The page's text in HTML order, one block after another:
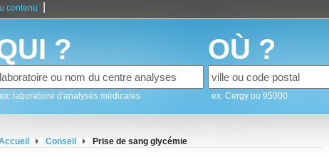
contenu
?
ex: laboratoire d'analyses médicales
OÙ ?
ex: Cergy ou 95000
Conseil Prise de sang glycémie